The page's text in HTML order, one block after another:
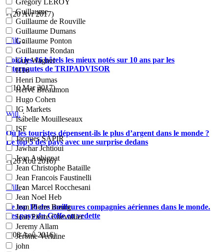
Grégory LEROY
Guillaume
Guillaume de Rouville
Guillaume Dumans
Guillaume Ponton
Guillaume Rondan
Guy Wagner
H16
Henri Dumas
Hervé Bréaumon
Hugo Cohen
IG Markets
Isabelle Mouilleseaux
ISF
Jacques SAPIR
Jawhar Jchtioui
Jean Aubignat
Jean Christophe Bataille
Jean Francois Faustinelli
Jean Marcel Rocchesani
Jean Noel Heb
Jean Pierre Bourg
Jean Pierre Chevallier
Jeremy Allam
Jérôme Verlaine
john
- (20 Avr 2017)
Will.:
Voici les 16 hôtels les mieux notés sur 10 ans par les
internautes de TRIPADVISOR
- (10 Mar 2017)
Will.:
Où les touristes dépensent-ils le plus d’argent dans le monde ?
Le top 5 des pays avec une surprise dedans
- (26 Aoû 2016)
Will.:
Le top 10 des meilleures compagnies aériennes dans le monde.
Les pays du Golfe en vedette
- (08 Aoû 2016)